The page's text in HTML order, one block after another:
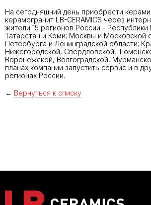
На сегодняшний день приобрести
керамогранит LB-CERAMICS через
жители 15 регионов России - Республики
Татарстан и Коми; Москвы и Московской
Петербурга и Ленинградской области;
Нижегородской, Свердловской,
Воронежской, Волгоградской,
планах компании запустить сервис и в
регионах России.
← Вернуться к списку